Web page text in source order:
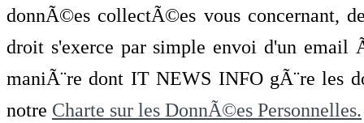
donnÃ©es collectÃ©es vous concernant,
droit s'exerce par simple envoi d'un
maniÃ¨re dont IT NEWS INFO gÃ¨re les
notre Charte sur les DonnÃ©es Personnelles.